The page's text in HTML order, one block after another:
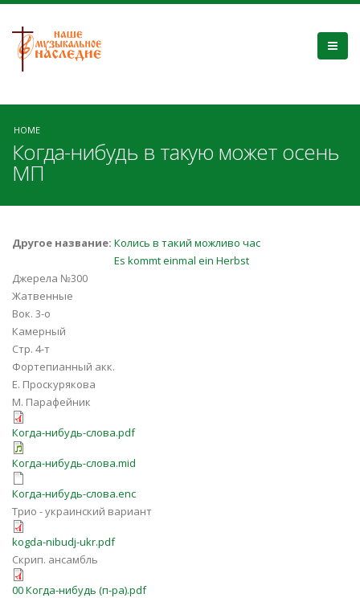
HOME
Когда-нибудь в такую может осень
МП
Другое название: Колись в такий можливо час
Es kommt einmal ein Herbst
Джерела №300
Жатвенные
Вок. 3-о
Камерный
Стр. 4-т
Фортепианный акк.
Е. Проскурякова
М. Парафейник
Когда-нибудь-слова.pdf
Когда-нибудь-слова.mid
Когда-нибудь-слова.enc
Трио - украинский вариант
kogda-nibudj-ukr.pdf
Скрип. ансамбль
00 Когда-нибудь (п-ра).pdf